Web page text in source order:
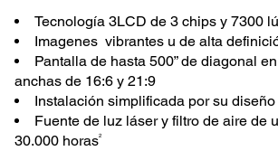
Tecnología 3LCD de 3 chips y 7300
Imagenes vibrantes u de alta
Pantalla de hasta 500” de diagonal
anchas de 16:6 y 21:9
Instalación simplificada por su
Fuente de luz láser y filtro de aire de
30.000 horas2